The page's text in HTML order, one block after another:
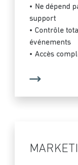
• Ne dépend
support
• Contrôle
événements
• Accès